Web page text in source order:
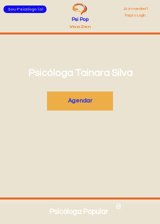
Sou Psicólogo (a)
Já é membro?
Faça o Login
Psi Pop
Viva Zen
Psicóloga Tainara Silva
Agendar
Psicóloga Popular
®